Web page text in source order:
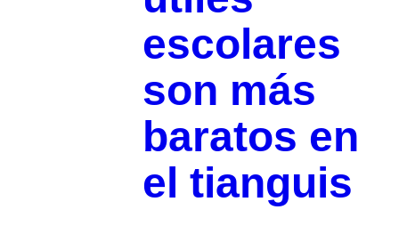
escolares
son más
baratos en
el tianguis